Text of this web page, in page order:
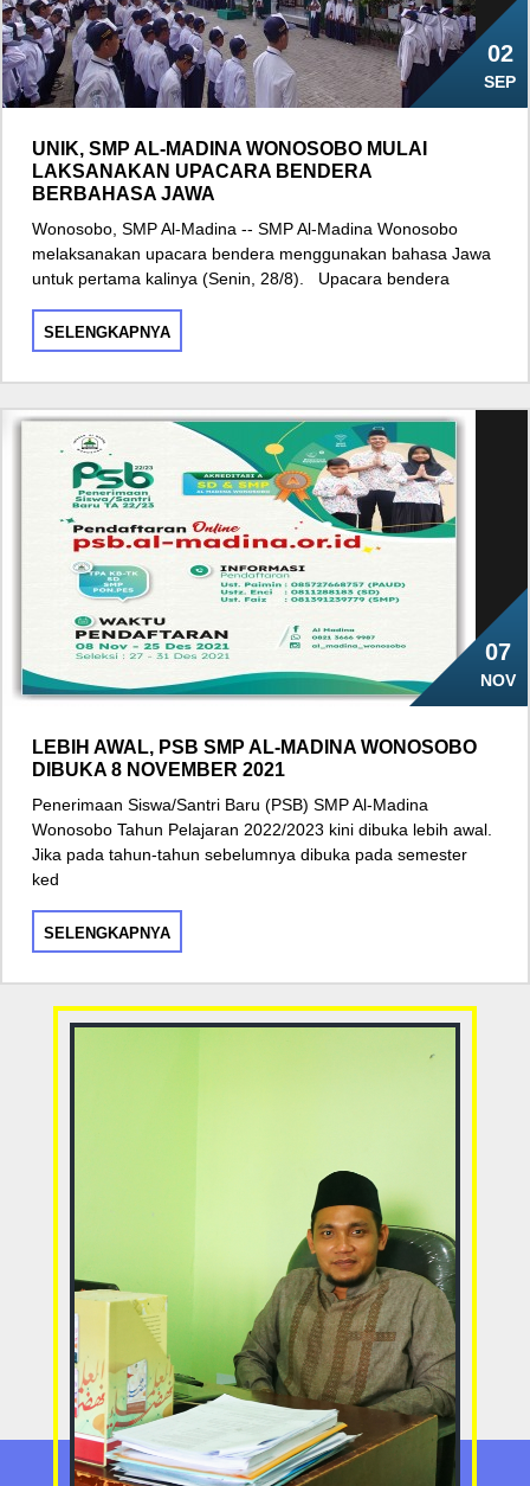
02
SEP
UNIK, SMP AL-MADINA WONOSOBO MULAI
LAKSANAKAN UPACARA BENDERA
BERBAHASA JAWA
Wonosobo, SMP Al-Madina -- SMP Al-Madina Wonosobo
melaksanakan upacara bendera menggunakan bahasa Jawa
untuk pertama kalinya (Senin, 28/8). Upacara bendera
SELENGKAPNYA
07
NOV
LEBIH AWAL, PSB SMP AL-MADINA WONOSOBO
DIBUKA 8 NOVEMBER 2021
Penerimaan Siswa/Santri Baru (PSB) SMP Al-Madina
Wonosobo Tahun Pelajaran 2022/2023 kini dibuka lebih awal.
Jika pada tahun-tahun sebelumnya dibuka pada semester
ked
SELENGKAPNYA